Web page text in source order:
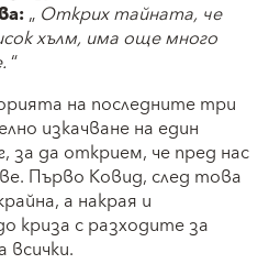
„ Открих тайната, че
хълм, има още много
“
на последните три
изкачване на един
за да открием, че пред нас
Първо Ковид, след това
а накрая и
криза с разходите за